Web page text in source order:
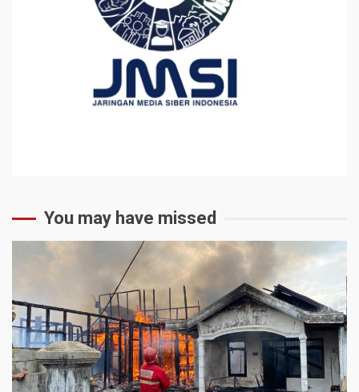
You may have missed